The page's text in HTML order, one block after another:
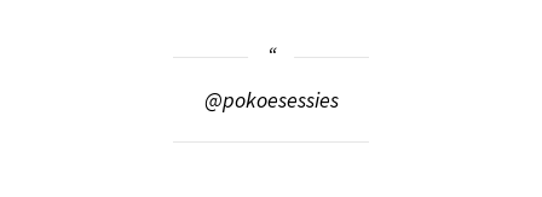
@pokoesessies